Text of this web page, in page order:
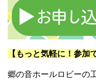
【もっと気軽に！参加
郷の音ホールロビーの